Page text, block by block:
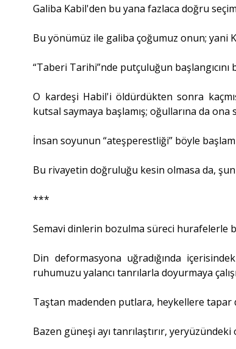
Galiba Kabil'den bu yana fazlaca doğru
Bu yönümüz ile galiba çoğumuz onun; yani
“Taberi Tarihi”nde putçuluğun başlangıcını
O kardeşi Habil'i öldürdükten sonra
kutsal saymaya başlamış; oğullarına da
İnsan soyunun “ateşperestliği” böyle
Bu rivayetin doğruluğu kesin olmasa da,
***
Semavi dinlerin bozulma süreci hurafelerle
Din deformasyona uğradığında
ruhumuzu yalancı tanrılarla doyurmaya
Taştan madenden putlara, heykellere tapar
Bazen güneşi ayı tanrılaştırır,